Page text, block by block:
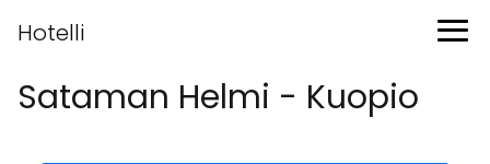
Hotelli
Sataman Helmi - Kuopio